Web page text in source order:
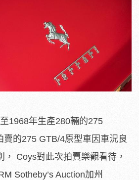
1968年生產280輛的275
賣的275 GTB/4原型車因車況良
， Coys對此次拍賣樂觀看待，
Sotheby’s Auction加州